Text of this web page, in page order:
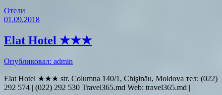
Отели
01.09.2018
Elat Hotel ★★★
Опубликовал: admin
Elat Hotel ★★★ str. Columna 140/1, Chişinău, Moldova тел: (022)
292 574 | (022) 292 530 Travel365.md Web: travel365.md |